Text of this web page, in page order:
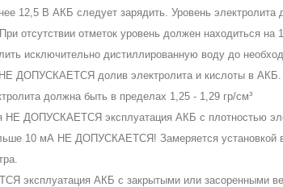
12,5 В АКБ следует зарядить. Уровень
отсутствии отметок уровень должен находиться
исключительно дистиллированную воду до
НЕ ДОПУСКАЕТСЯ долив электролита и кислоты в АКБ.
должна быть в пределах 1,25 - 1,29 гр/см³
НЕ ДОПУСКАЕТСЯ эксплуатация АКБ с плотностью
10 мА НЕ ДОПУСКАЕТСЯ! Замеряется установкой
эксплуатация АКБ с закрытыми или засоренными